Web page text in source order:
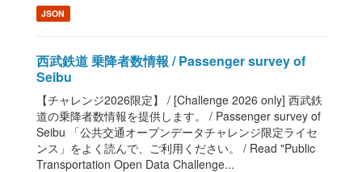
JSON
西武鉄道 乗降者数情報 / Passenger survey of
Seibu
【チャレンジ2026限定】 / [Challenge 2026 only] 西武鉄
道の乗降者数情報を提供します。 / Passenger survey of
Seibu 「公共交通オープンデータチャレンジ限定ライセ
ンス」をよく読んで、ご利用ください。 / Read "Public
Transportation Open Data Challenge...